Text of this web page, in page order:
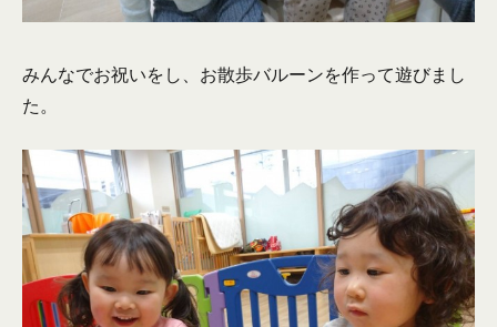
みんなでお祝いをし、お散歩バルーンを作って遊びまし
た。